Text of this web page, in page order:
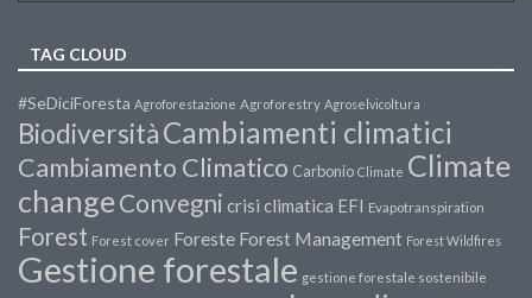
TAG CLOUD
#SeDiciForesta Agroforestazione Agroforestry Agroselvicoltura
BiodiversitàCambiamenti climatici
Cambiamento Climatico Carbonio Climate Climate
changeConvegni crisi climatica EFI Evapotranspiration
Forest Forest cover Foreste Forest Management Forest Wildfires
Gestione forestale gestione forestale sostenibile